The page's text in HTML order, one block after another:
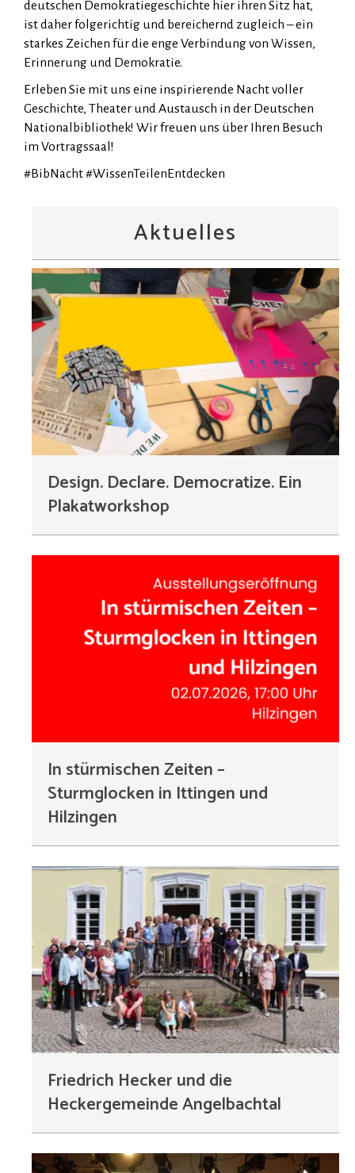
deutschen Demokratiegeschichte hier ihren Sitz hat,
ist daher folgerichtig und bereichernd zugleich – ein
starkes Zeichen für die enge Verbindung von Wissen,
Erinnerung und Demokratie.
Erleben Sie mit uns eine inspirierende Nacht voller
Geschichte, Theater und Austausch in der Deutschen
Nationalbibliothek! Wir freuen uns über Ihren Besuch
im Vortragssaal!
#BibNacht #WissenTeilenEntdecken
Aktuelles
Design. Declare. Democratize. Ein
Plakatworkshop
In stürmischen Zeiten –
Sturmglocken in Ittingen und
Hilzingen
Friedrich Hecker und die
Heckergemeinde Angelbachtal